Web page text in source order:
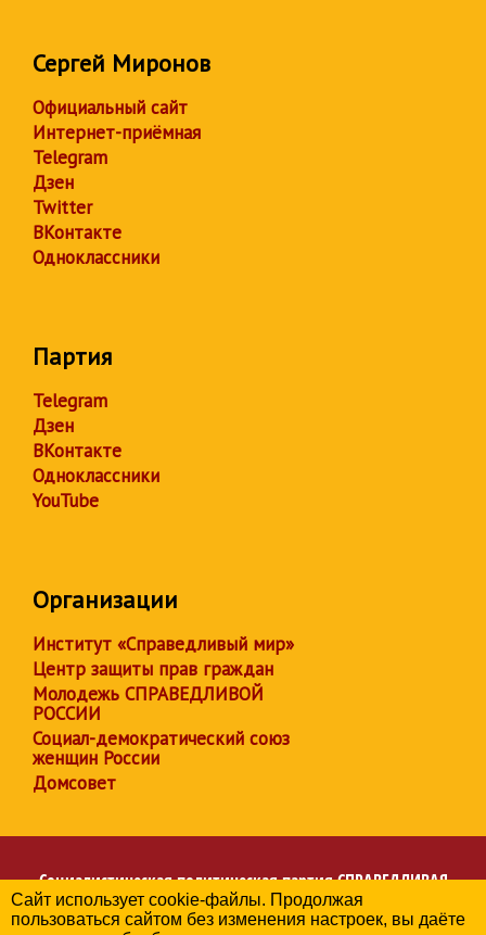
Сергей Миронов
Официальный сайт
Интернет-приёмная
Telegram
Дзен
Twitter
ВКонтакте
Одноклассники
Партия
Telegram
Дзен
ВКонтакте
Одноклассники
YouTube
Организации
Институт «Справедливый мир»
Центр защиты прав граждан
Молодежь СПРАВЕДЛИВОЙ
РОССИИ
Социал-демократический союз
женщин России
Домсовет
Социалистическая политическая партияСПРАВЕДЛИВАЯ
РОССИЯ
Региональное отделение партии в Республике Дагестан
Сайт использует cookie-файлы. Продолжая
пользоваться сайтом без изменения настроек, вы даёте